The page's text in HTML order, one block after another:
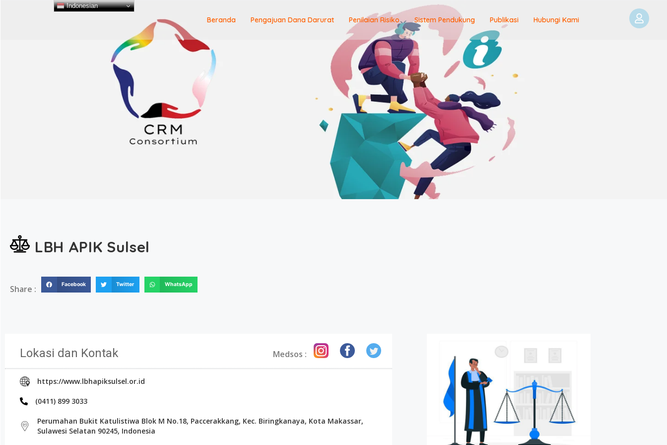
Beranda Pengajuan Dana Darurat Penilaian Risiko Sistem Pendukung Publikasi Hubungi Kami
LBH APIK Sulsel
Share : Facebook Twitter WhatsApp
Lokasi dan Kontak Medsos :
https://www.lbhapiksulsel.or.id
(0411) 899 3033
Perumahan Bukit Katulistiwa Blok M No.18, Paccerakkang, Kec. Biringkanaya, Kota Makassar,
Sulawesi Selatan 90245, Indonesia
Indonesian